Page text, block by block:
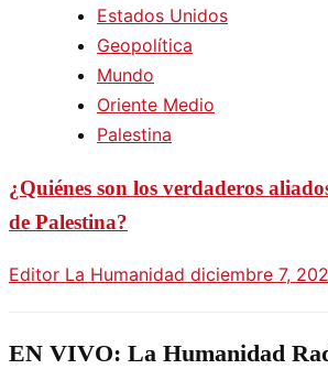
Estados Unidos
Geopolítica
Mundo
Oriente Medio
Palestina
¿Quiénes son los verdaderos
de Palestina?
Editor La Humanidad diciembre 7,
EN VIVO: La Humanidad